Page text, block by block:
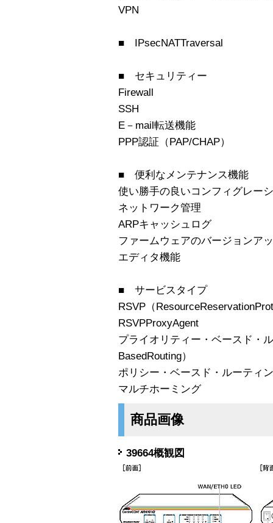
VPN
■ IPsecNATTraversal
■ セキュリティー
Firewall
SSH
E－mail転送機能
PPP認証（PAP/CHAP）
■ 便利なメンテナンス機能
使い勝手の良いコンフィグレー
ネットワーク管理
ARPキャッシュログ
ファームウェアのバージョンア
エディタ機能
■ サービスタイプ
RSVP（
RSVPProxyAgent
プライオリティー・ベースド・
BasedRouting）
ポリシー・ベースド・ルーティ
マルチホーミング
商品画像
39664概観図